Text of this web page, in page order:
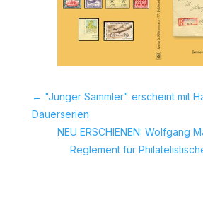
← "Junger Sammler" erscheint mit
Dauerserien
NEU ERSCHIENEN: Wolfgang
Reglement für